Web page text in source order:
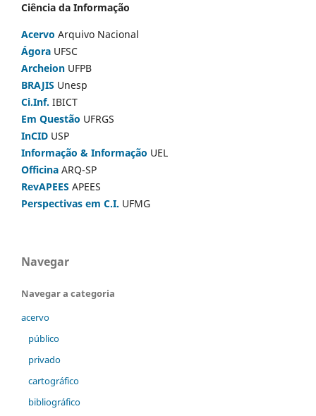
Ciência da Informação
Acervo Arquivo Nacional
Ágora UFSC
Archeion UFPB
BRAJIS Unesp
Ci.Inf. IBICT
Em Questão UFRGS
InCID USP
Informação & Informação UEL
Officina ARQ-SP
RevAPEES APEES
Perspectivas em C.I. UFMG
Navegar
Navegar a categoria
acervo
público
privado
cartográfico
bibliográfico